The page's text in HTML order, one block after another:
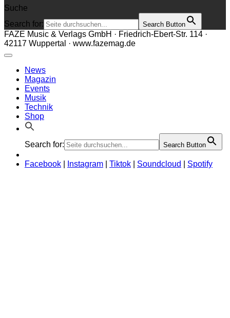
Suche
Search for:
Search Button
FAZE Music & Verlags GmbH · Friedrich-Ebert-Str. 114 ·
42117 Wuppertal · www.fazemag.de
News
Magazin
Events
Musik
Technik
Shop
Search for: Search Button
Facebook Instagram Tiktok Soundcloud Spotify